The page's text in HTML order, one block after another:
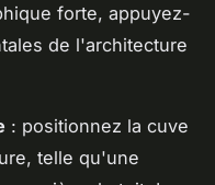
forte, appuyez-
de l'architecture
: positionnez la cuve
telle qu'une